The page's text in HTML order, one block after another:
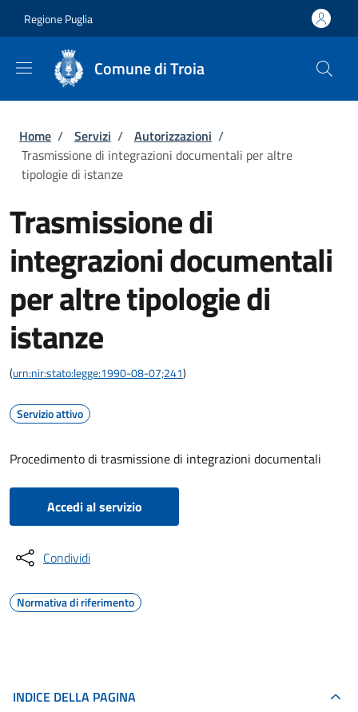
Regione Puglia
Comune di Troia
Briciole di pane
Home / Servizi / Autorizzazioni /
Trasmissione di integrazioni documentali per altre
tipologie di istanze
Trasmissione di
integrazioni documentali
per altre tipologie di
istanze
(urn:nir:stato:legge:1990-08-07;241)
Servizio attivo
Procedimento di trasmissione di integrazioni documentali
Accedi al servizio
Condividi
Normativa di riferimento
INDICE DELLA PAGINA